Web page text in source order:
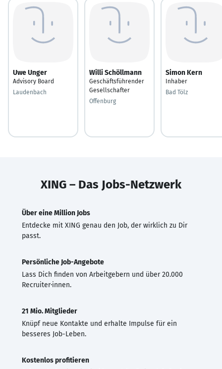
Uwe Unger
Advisory Board
Laudenbach
Willi Schöllmann
Geschäftsführender
Gesellschafter
Offenburg
Simon Kern
Inhaber
Bad Tölz
XING – Das Jobs-Netzwerk
Über eine Million Jobs
Entdecke mit XING genau den Job, der wirklich zu Dir
passt.
Persönliche Job-Angebote
Lass Dich finden von Arbeitgebern und über 20.000
Recruiter·innen.
21 Mio. Mitglieder
Knüpf neue Kontakte und erhalte Impulse für ein
besseres Job-Leben.
Kostenlos profitieren